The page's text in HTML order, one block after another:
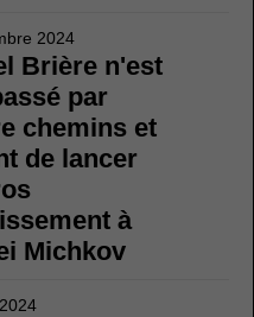
2024
Brière n'est
par
chemins et
de lancer
à
Michkov